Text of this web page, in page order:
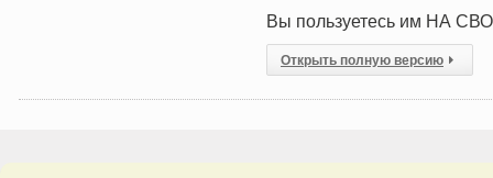
Вы пользуетесь им НА
Открыть полную версию